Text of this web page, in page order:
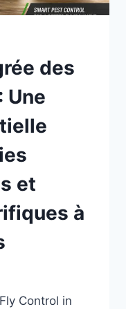
des
Une
et
à
Control in